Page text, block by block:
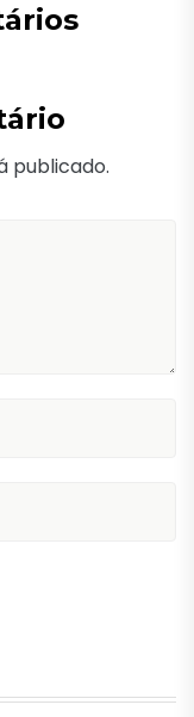
publicado.